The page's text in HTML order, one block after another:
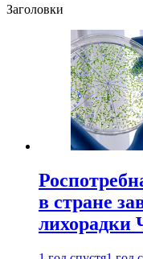
Заголовки
в стране
лихорадки